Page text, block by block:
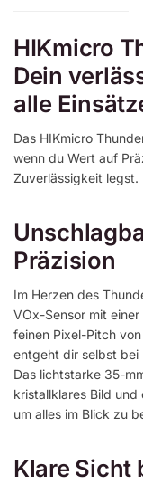
HIKmicro
Dein
alle
Das HIKmicro
wenn du Wert auf
Zuverlässigkeit legst.
Präzision
Im Herzen des
VOx-Sensor mit
feinen Pixel-Pitch
entgeht dir selbst bei
Das lichtstarke 35-
kristallklares Bild und
um alles im Blick zu
Klare Sicht